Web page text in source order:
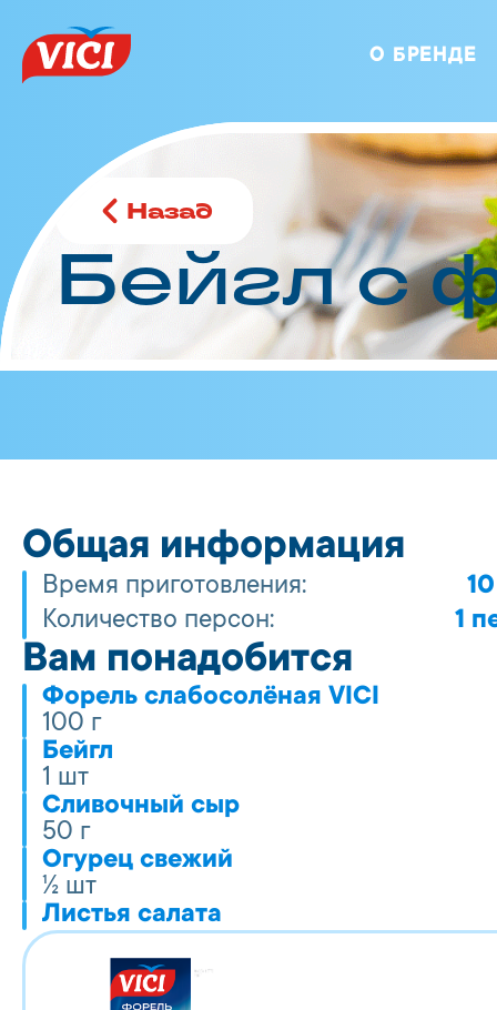
О БРЕНДЕ
Назад
Бейгл с
Общая информация
Время приготовления:
Количество персон:
1
Вам понадобится
Форель слабосолёная VICI
100 г
Бейгл
1 шт
Сливочный сыр
50 г
Огурец свежий
½ шт
Листья салата